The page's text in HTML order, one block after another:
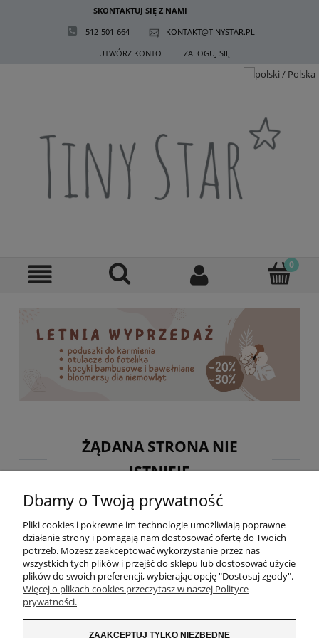
SKONTAKTUJ SIĘ Z NAMI
512-501-664
KONTAKT@TINYSTAR.PL
UTWÓRZ KONTO
ZALOGUJ SIĘ
ŻĄDANA STRONA NIE
ISTNIEJE
Przepraszam, nie znaleziono strony, której szukasz.
Jeśli szukasz konkretnego produktu, skorzystaj z wyszukiwarki.
lub przejdź do strony głównej
ZAKUPY
Dbamy o Twoją prywatność
Pliki cookies i pokrewne im technologie umożliwiają poprawne
działanie strony i pomagają nam dostosować ofertę do Twoich
potrzeb. Możesz zaakceptować wykorzystanie przez nas
wszystkich tych plików i przejść do sklepu lub dostosować użycie
plików do swoich preferencji, wybierając opcję "Dostosuj zgody".
Więcej o plikach cookies przeczytasz w naszej Polityce
prywatności.
ZAAKCEPTUJ TYLKO NIEZBĘDNE